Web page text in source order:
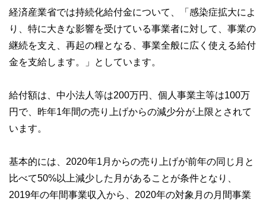
経済産業省では持続化給付金について、「感染症拡大によ
り、特に大きな影響を受けている事業者に対して、事業の
継続を支え、再起の糧となる、事業全般に広く使える給付
金を支給します。」としています。
給付額は、中小法人等は200万円、個人事業主等は100万
円で、昨年1年間の売り上げからの減少分が上限とされて
います。
基本的には、2020年1月からの売り上げが前年の同じ月と
比べて50%以上減少した月があることが条件となり、
2019年の年間事業収入から、2020年の対象月の月間事業